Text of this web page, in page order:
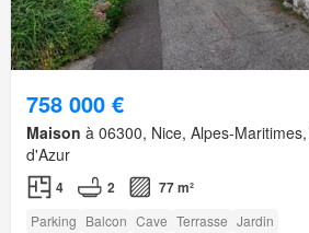
758 000 €
Maison à 06300, Nice, Alpes-
d'Azur
4 2 77 m²
Parking Balcon Cave Terrasse Jardin